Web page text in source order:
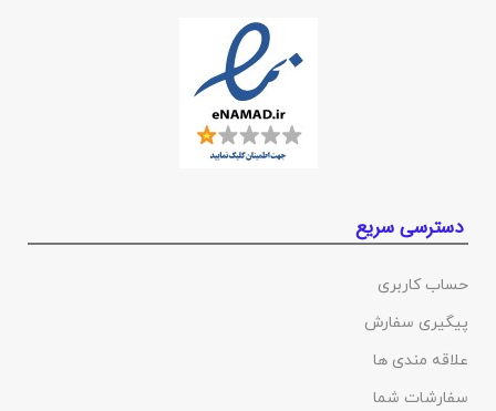
دسترسی سریع
حساب کاربری
پیگیری سفارش
علاقه مندی ها
سفارشات شما